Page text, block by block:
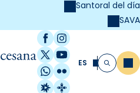
Santoral del día
SAVA
Facebook
Instagram
X / Twitter
YouTube
WhatsApp
Flickr
Radio Estel
Catalunya
ES Buscar